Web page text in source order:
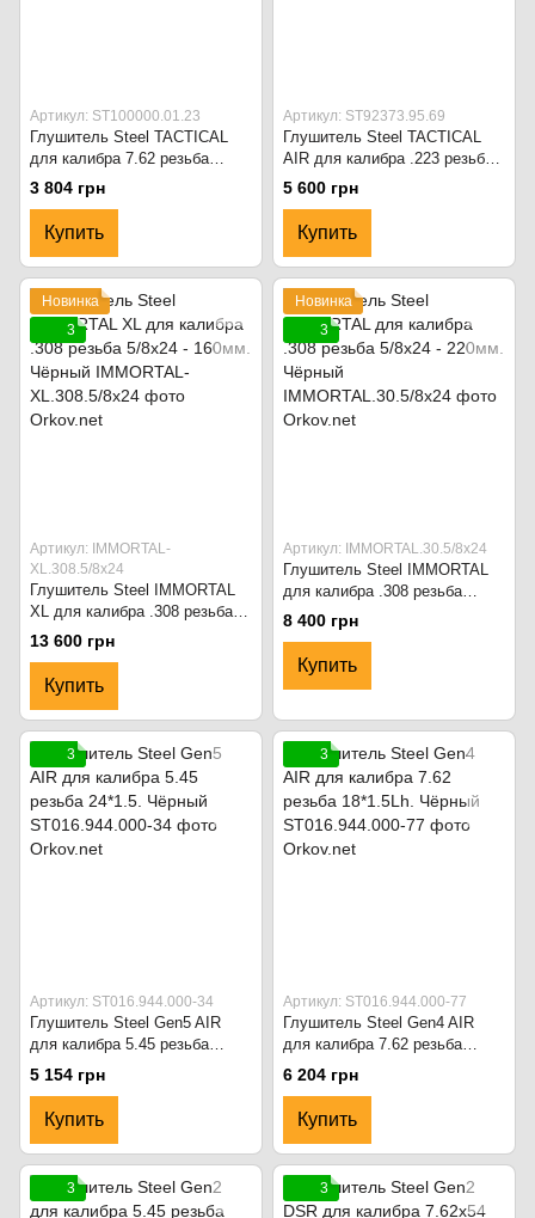
Артикул: ST100000.01.23
Глушитель Steel TACTICAL
для калибра 7.62 резьба
14х1LH - 110мм. Чёрный
3 804 грн
Купить
Артикул: ST92373.95.69
Глушитель Steel TACTICAL
AIR для калибра .223 резьба
1/2х28 - 220мм. Чёрный
5 600 грн
Купить
Новинка
3
Артикул: IMMORTAL-
XL.308.5/8x24
Глушитель Steel IMMORTAL
XL для калибра .308 резьба
5/8x24 - 160мм. Чёрный
13 600 грн
Купить
Новинка
3
Артикул: IMMORTAL.30.5/8x24
Глушитель Steel IMMORTAL
для калибра .308 резьба
5/8x24 - 220мм. Чёрный
8 400 грн
Купить
3
Артикул: ST016.944.000-34
Глушитель Steel Gen5 AIR
для калибра 5.45 резьба
24*1.5. Чёрный
5 154 грн
Купить
3
Артикул: ST016.944.000-77
Глушитель Steel Gen4 AIR
для калибра 7.62 резьба
18*1.5Lh. Чёрный
6 204 грн
Купить
3 3